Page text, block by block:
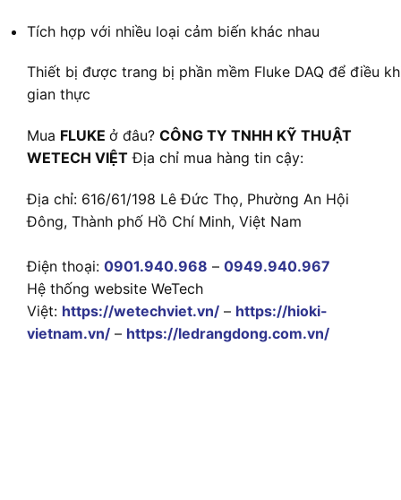
Tích hợp với nhiều loại cảm biến khác nhau
Thiết bị được trang bị phần mềm Fluke DAQ để điều
gian thực
Mua FLUKE ở đâu? CÔNG TY TNHH KỸ THUẬT
WETECH VIỆT Địa chỉ mua hàng tin cậy:
Địa chỉ: 616/61/198 Lê Đức Thọ, Phường An Hội
Đông, Thành phố Hồ Chí Minh, Việt Nam
Điện thoại: 0901.940.968 – 0949.940.967
Hệ thống website WeTech
Việt: https://wetechviet.vn/ – https://hioki-
vietnam.vn/ – https://ledrangdong.com.vn/